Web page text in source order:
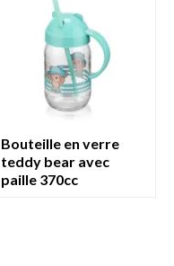
bouteille en verre
teddy bear avec
paille 370cc